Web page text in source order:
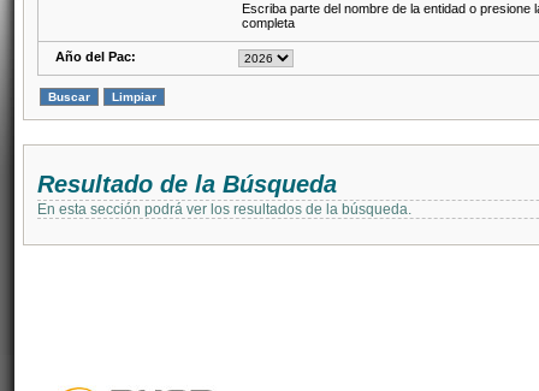
Escriba parte del nombre de la entidad o presione
completa
Año del Pac:
Resultado de la Búsqueda
En esta sección podrá ver los resultados de la búsqueda.